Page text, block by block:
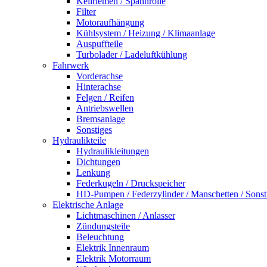
Filter
Motoraufhängung
Kühlsystem / Heizung / Klimaanlage
Auspuffteile
Turbolader / Ladeluftkühlung
Fahrwerk
Vorderachse
Hinterachse
Felgen / Reifen
Antriebswellen
Bremsanlage
Sonstiges
Hydraulikteile
Hydraulikleitungen
Dichtungen
Lenkung
Federkugeln / Druckspeicher
HD-Pumpen / Federzylinder / Manschetten /
Elektrische Anlage
Lichtmaschinen / Anlasser
Zündungsteile
Beleuchtung
Elektrik Innenraum
Elektrik Motorraum